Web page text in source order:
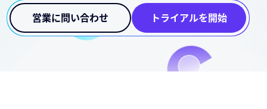
営業に問い合わせ トライアルを開始